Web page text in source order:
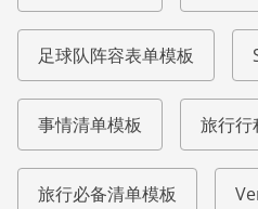
足球队阵容表单模板
事情清单模板 旅行行
旅行必备清单模板